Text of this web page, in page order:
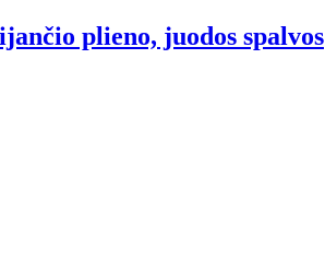
plieno, juodos spalvos